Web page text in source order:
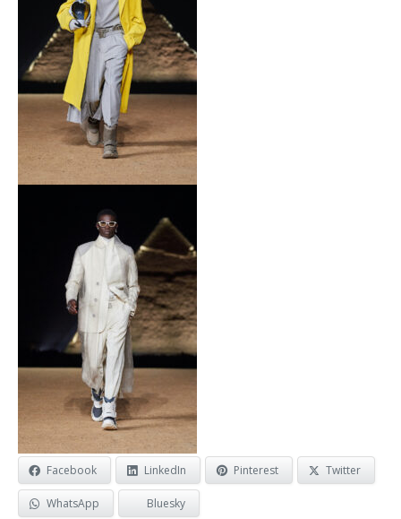
Facebook LinkedIn Pinterest Twitter
WhatsApp Bluesky